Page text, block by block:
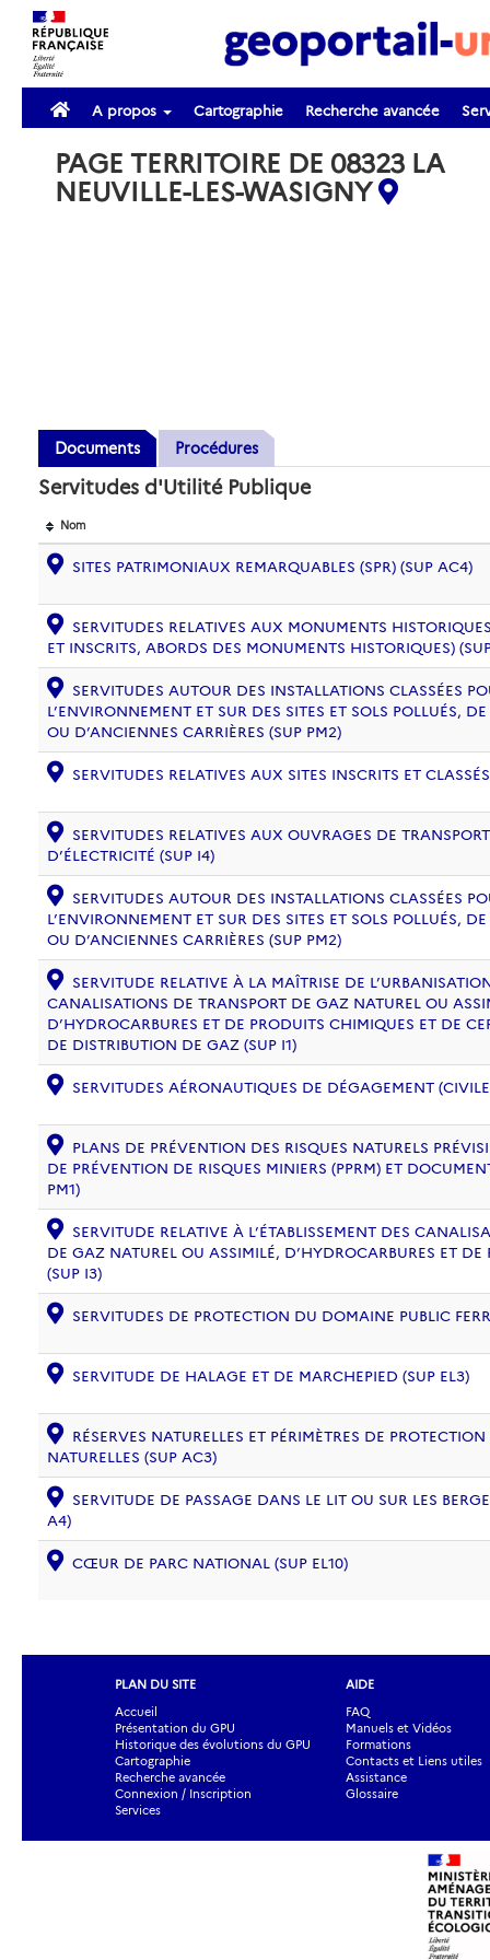
A propos Cartographie Recherche avancée
PAGE TERRITOIRE DE 08323 LA
NEUVILLE-LES-WASIGNY
Documents Procédures
Servitudes d'Utilité Publique
Nom
SITES PATRIMONIAUX REMARQUABLES (SPR) (SUP AC4)
SERVITUDES RELATIVES AUX MONUMENTS
ET INSCRITS, ABORDS DES MONUMENTS HISTORIQUES)
SERVITUDES AUTOUR DES INSTALLATIONS CLASSÉES
L’ENVIRONNEMENT ET SUR DES SITES ET SOLS POLLUÉS,
OU D’ANCIENNES CARRIÈRES (SUP PM2)
SERVITUDES RELATIVES AUX SITES INSCRITS ET
SERVITUDES RELATIVES AUX OUVRAGES DE
D’ÉLECTRICITÉ (SUP I4)
SERVITUDES AUTOUR DES INSTALLATIONS CLASSÉES
L’ENVIRONNEMENT ET SUR DES SITES ET SOLS POLLUÉS,
OU D’ANCIENNES CARRIÈRES (SUP PM2)
SERVITUDE RELATIVE À LA MAÎTRISE DE
CANALISATIONS DE TRANSPORT DE GAZ NATUREL OU
D’HYDROCARBURES ET DE PRODUITS CHIMIQUES ET DE
DE DISTRIBUTION DE GAZ (SUP I1)
SERVITUDES AÉRONAUTIQUES DE DÉGAGEMENT
PLANS DE PRÉVENTION DES RISQUES NATURELS
DE PRÉVENTION DE RISQUES MINIERS (PPRM) ET
PM1)
SERVITUDE RELATIVE À L’ÉTABLISSEMENT DES
DE GAZ NATUREL OU ASSIMILÉ, D’HYDROCARBURES ET
(SUP I3)
SERVITUDES DE PROTECTION DU DOMAINE PUBLIC
SERVITUDE DE HALAGE ET DE MARCHEPIED (SUP EL3)
RÉSERVES NATURELLES ET PÉRIMÈTRES DE
NATURELLES (SUP AC3)
SERVITUDE DE PASSAGE DANS LE LIT OU SUR LES
A4)
CŒUR DE PARC NATIONAL (SUP EL10)
PLAN DU SITE
Accueil
Présentation du GPU
Historique des évolutions du GPU
Cartographie
Recherche avancée
Connexion / Inscription
Services
AIDE
FAQ
Manuels et Vidéos
Formations
Contacts et Liens utiles
Assistance
Glossaire